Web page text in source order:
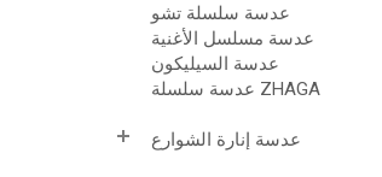
عدسة سلسلة تشو
عدسة مسلسل الأغنية
عدسة السيليكون
عدسة سلسلة ZHAGA
عدسة إنارة الشوارع